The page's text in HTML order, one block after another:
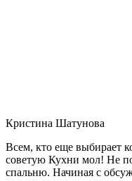
Кристина Шатунова
Всем, кто еще выбирает
советую Кухни мол! Не
спальню. Начиная с